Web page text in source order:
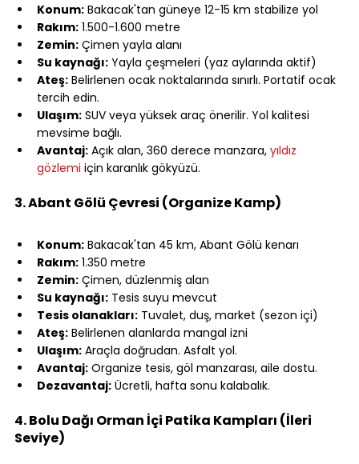
Konum: Bakacak'tan güneye 12-15 km stabilize yol
Rakım: 1.500-1.600 metre
Zemin: Çimen yayla alanı
Su kaynağı: Yayla çeşmeleri (yaz aylarında aktif)
Ateş: Belirlenen ocak noktalarında sınırlı. Portatif ocak
tercih edin.
Ulaşım: SUV veya yüksek araç önerilir. Yol kalitesi
mevsime bağlı.
Avantaj: Açık alan, 360 derece manzara, yıldız
gözlemi için karanlık gökyüzü.
3. Abant Gölü Çevresi (Organize Kamp)
Konum: Bakacak'tan 45 km, Abant Gölü kenarı
Rakım: 1.350 metre
Zemin: Çimen, düzlenmiş alan
Su kaynağı: Tesis suyu mevcut
Tesis olanakları: Tuvalet, duş, market (sezon içi)
Ateş: Belirlenen alanlarda mangal izni
Ulaşım: Araçla doğrudan. Asfalt yol.
Avantaj: Organize tesis, göl manzarası, aile dostu.
Dezavantaj: Ücretli, hafta sonu kalabalık.
4. Bolu Dağı Orman İçi Patika Kampları (İleri
Seviye)